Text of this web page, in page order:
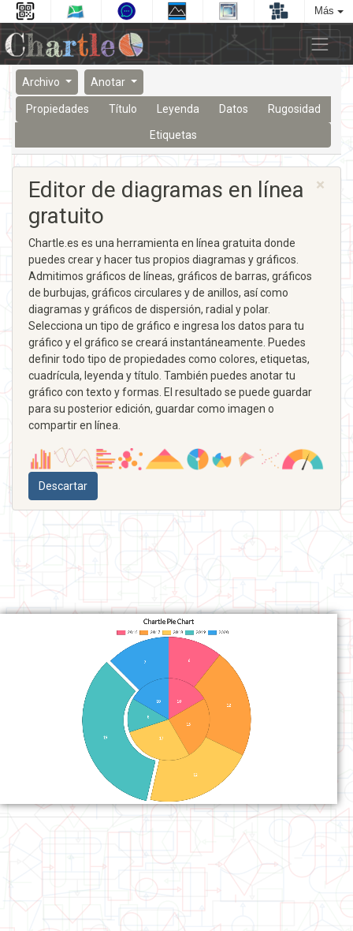
Más
Archivo Anotar
Propiedades Título Leyenda Datos Rugosidad
Etiquetas
×
Editor de diagramas en línea
gratuito
Chartle.es es una herramienta en línea gratuita donde
puedes crear y hacer tus propios diagramas y gráficos.
Admitimos gráficos de líneas, gráficos de barras, gráficos
de burbujas, gráficos circulares y de anillos, así como
diagramas y gráficos de dispersión, radial y polar.
Selecciona un tipo de gráfico e ingresa los datos para tu
gráfico y el gráfico se creará instantáneamente. Puedes
definir todo tipo de propiedades como colores, etiquetas,
cuadrícula, leyenda y título. También puedes anotar tu
gráfico con texto y formas. El resultado se puede guardar
para su posterior edición, guardar como imagen o
compartir en línea.
Descartar